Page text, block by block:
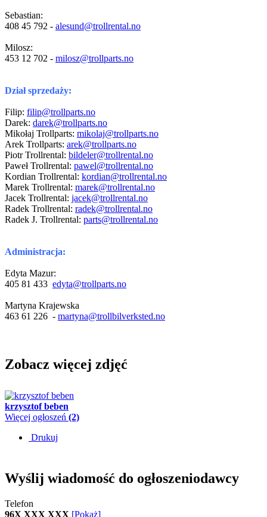
Sebastian:
408 45 792 - alesund@trollrental.no
Milosz:
453 12 702 - milosz@trollparts.no
Dział sprzedaży:
Filip: filip@trollparts.no
Darek: darek@trollparts.no
Mikołaj Trollparts: mikolaj@trollparts.no
Arek Trollparts: arek@trollparts.no
Piotr Trollrental: bildeler@trollrental.no
Paweł Trollrental: pawel@trollrental.no
Kordian Trollrental: kordian@trollrental.no
Marek Trollrental: marek@trollrental.no
Jacek Trollrental: jacek@trollrental.no
Radek Trollrental: radek@trollrental.no
Radek J. Trollrental: parts@trollrental.no
Administracja:
Edyta Mazur:
405 81 433 edyta@trollparts.no
Martyna Krajewska
463 61 226 - martyna@trollbilverksted.no
Zobacz więcej zdjęć
krzysztof beben
Więcej ogłoszeń (2)
Drukuj
Wyślij wiadomość do ogłoszeniodawcy
Telefon
96X XXX XXX [Pokaż]